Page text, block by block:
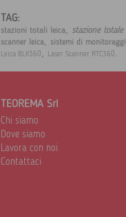
TAG:
stazioni totali leica, stazione
scanner leica, sistemi di
Leica BLK360, Laser Scanner RTC360.
TEOREMA Srl
Chi siamo
Dove siamo
Lavora con noi
Contattaci